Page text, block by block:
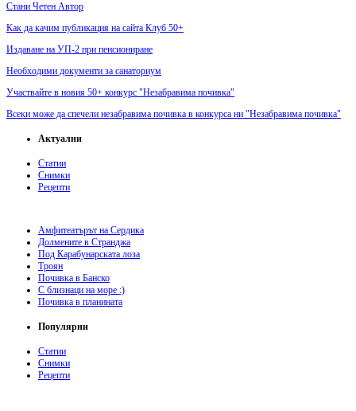
Стани Четен Автор
Как да качим публикация на сайта Клуб 50+
Издаване на УП-2 при пенсиониране
Необходими документи за санаториум
Участвайте в новия 50+ конкурс "Незабравима почивка"
Всеки може да спечели незабравима почивка в конкурса ни "Незабравима почивка"
Актуални
Статии
Снимки
Рецепти
Амфитеатърът на Сердика
Долмените в Странджа
Под Карабунарската лоза
Троян
Почивка в Банско
С близнаци на море :)
Почивка в планината
Популярни
Статии
Снимки
Рецепти